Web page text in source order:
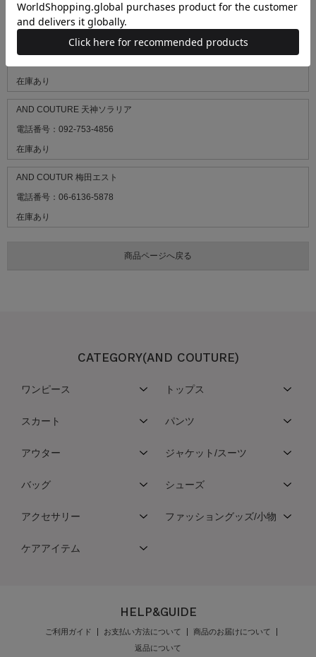
残りわずか
AND COUTURE ジェイアール京都伊勢丹
在庫あり
AND COUTURE 天神ソラリア
電話番号：092-753-4856
在庫あり
AND COUTUR 梅田エスト
電話番号：06-6136-5878
在庫あり
CATEGORY(AND COUTURE)
ワンピース トップス
スカート パンツ
アウター ジャケット/スーツ
バッグ シューズ
アクセサリー ファッショングッズ/小物
ケアアイテム
HELP&GUIDE
ご利用ガイド お支払い方法について
商品のお届けについて
返品について